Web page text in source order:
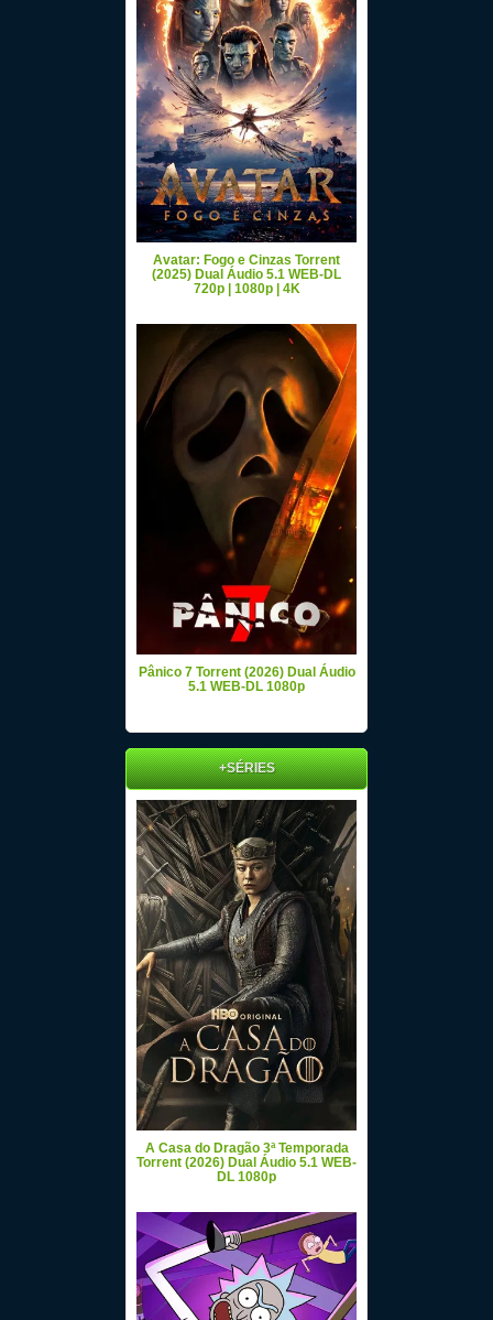
Avatar: Fogo e Cinzas Torrent
(2025) Dual Áudio 5.1 WEB-DL
720p | 1080p | 4K
Pânico 7 Torrent (2026) Dual Áudio
5.1 WEB-DL 1080p
+SÉRIES
A Casa do Dragão 3ª Temporada
Torrent (2026) Dual Áudio 5.1 WEB-
DL 1080p